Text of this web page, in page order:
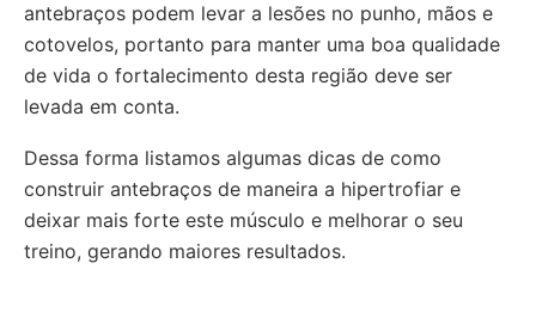
antebraços podem levar a lesões no punho, mãos e
cotovelos, portanto para manter uma boa qualidade
de vida o fortalecimento desta região deve ser
levada em conta.
Dessa forma listamos algumas dicas de como
construir antebraços de maneira a hipertrofiar e
deixar mais forte este músculo e melhorar o seu
treino, gerando maiores resultados.